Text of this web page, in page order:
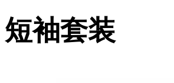
短袖套装